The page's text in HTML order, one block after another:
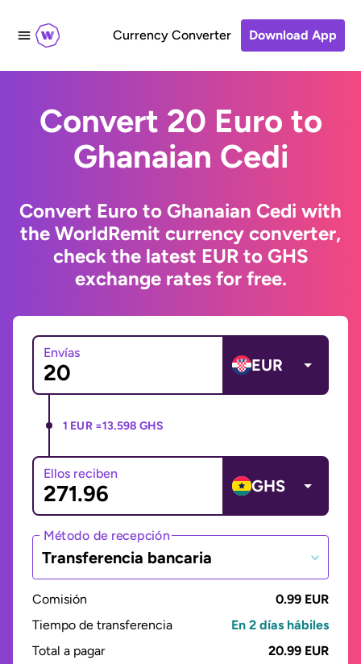
Currency Converter Download App
Convert 20 Euro to
Ghanaian Cedi
Convert Euro to Ghanaian Cedi with
the WorldRemit currency converter,
check the latest EUR to GHS
exchange rates for free.
Envías
EUR
1 EUR =13.598 GHS
Ellos reciben
GHS
Método de recepción
Transferencia bancaria
Comisión
0.99 EUR
Tiempo de transferencia
En 2 días hábiles
Total a pagar
20.99 EUR